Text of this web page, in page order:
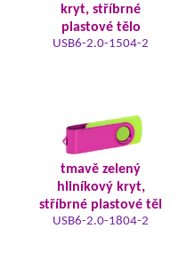
kryt, stříbrné
plastové tělo
USB6-2.0-1504-2
tmavě zelený
hliníkový kryt,
stříbrné plastové těl
USB6-2.0-1804-2